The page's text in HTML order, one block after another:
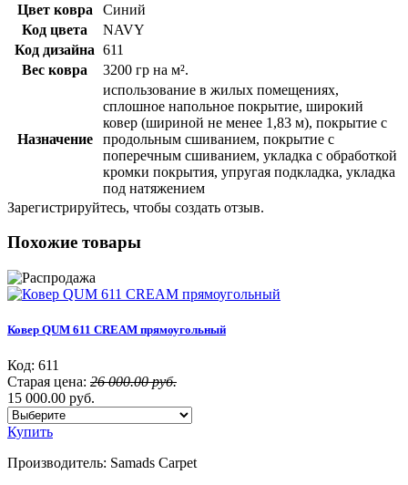
Цвет ковра
Синий
Код цвета
NAVY
Код дизайна 611
Вес ковра
3200 гр на м².
Назначение
использование в жилых помещениях,
сплошное напольное покрытие, широкий
ковер (шириной не менее 1,83 м), покрытие с
продольным сшиванием, покрытие с
поперечным сшиванием, укладка с обработкой
кромки покрытия, упругая подкладка, укладка
под натяжением
Зарегистрируйтесь, чтобы создать отзыв.
Похожие товары
Ковер QUM 611 CREAM прямоугольный
Код: 611
Старая цена: 26 000.00 руб.
15 000.00 руб.
Купить
Производитель: Samads Carpet